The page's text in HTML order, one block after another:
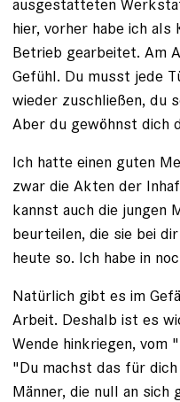
hier, vorher habe ich
Betrieb gearbeitet. Am
Gefühl. Du musst jede
wieder zuschließen, du
Aber du gewöhnst dich
Ich hatte einen guten
zwar die Akten der
kannst auch die jungen
beurteilen, die sie bei
heute so. Ich habe in
Natürlich gibt es im
Arbeit. Deshalb ist es
Wende hinkriegen,
"Du machst das für
Männer, die null an sich